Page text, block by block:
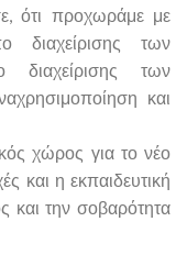
ότι προχωράμε με
διαχείρισης των
διαχείρισης των
και
χώρος για το νέο
και η εκπαιδευτική
και την σοβαρότητα